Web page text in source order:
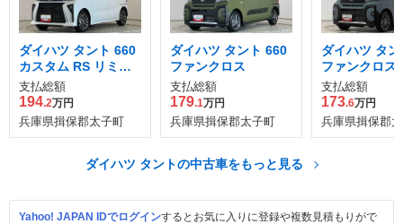
ダイハツ タント 660
カスタム RS リミテ
ッド
支払総額
194.2万円
兵庫県揖保郡太子町
ダイハツ タント 660
ファンクロス
支払総額
179.1万円
兵庫県揖保郡太子町
ダイハツ タ
ファンクロス
支払総額
173.6万円
兵庫県揖保郡
ダイハツ タントの中古車をもっと見る
Yahoo! JAPAN IDでログインするとお気に入りに登録や複数見積もりがで